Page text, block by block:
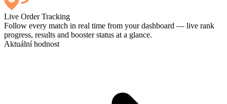
Live Order Tracking
Follow every match in real time from your dashboard — live rank
progress, results and booster status at a glance.
Aktuální hodnost